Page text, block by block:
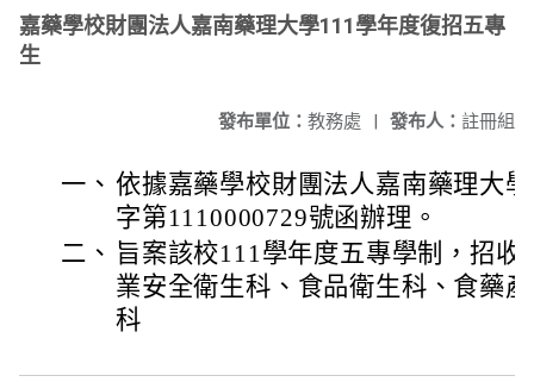
嘉藥學校財團法人嘉南藥理大學111學年度復招五專
生
發布人： 註冊組
發布單位： 教務處 |
一、 依據嘉藥學校財團法人嘉南藥理大
字第1110000729號函辦理。
二、 旨案該校111學年度五專學制，招收
業安全衛生科、食品衛生科、食藥
科